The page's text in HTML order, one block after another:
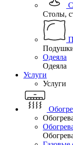
Столы,
Одеяла
Одеяла
Услуги
Услуги